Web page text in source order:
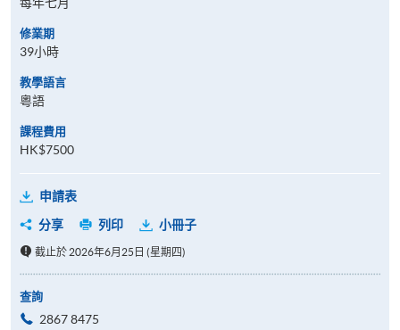
修業期
39小時
教學語言
粵語
課程費用
HK$7500
申請表
分享
列印 小冊子
截止於 2026年6月25日 (星期四)
查詢
2867 8475